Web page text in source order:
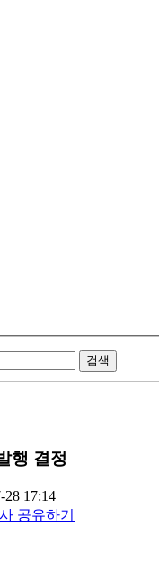
검색
행 결정
28 17:14
공유하기